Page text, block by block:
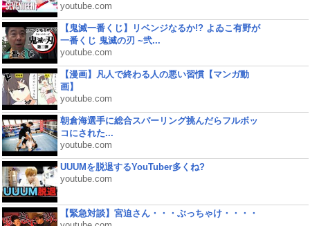
youtube.com
【鬼滅一番くじ】リベンジなるか!? よゐこ有野が
一番くじ 鬼滅の刃 ~弐...
youtube.com
【漫画】凡人で終わる人の悪い習慣【マンガ動
画】
youtube.com
朝倉海選手に総合スパーリング挑んだらフルボッ
コにされた...
youtube.com
UUUMを脱退するYouTuber多くね?
youtube.com
【緊急対談】宮迫さん・・・ぶっちゃけ・・・・